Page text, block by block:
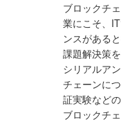
ブロックチ
業にこそ、
ンスがある
課題解決策
シリアルア
チェーンに
証実験など
ブロックチ